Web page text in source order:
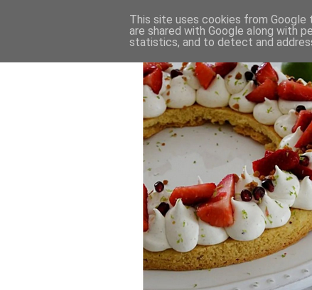
This site uses cookies from Google
are shared with Google along with
statistics, and to detect and